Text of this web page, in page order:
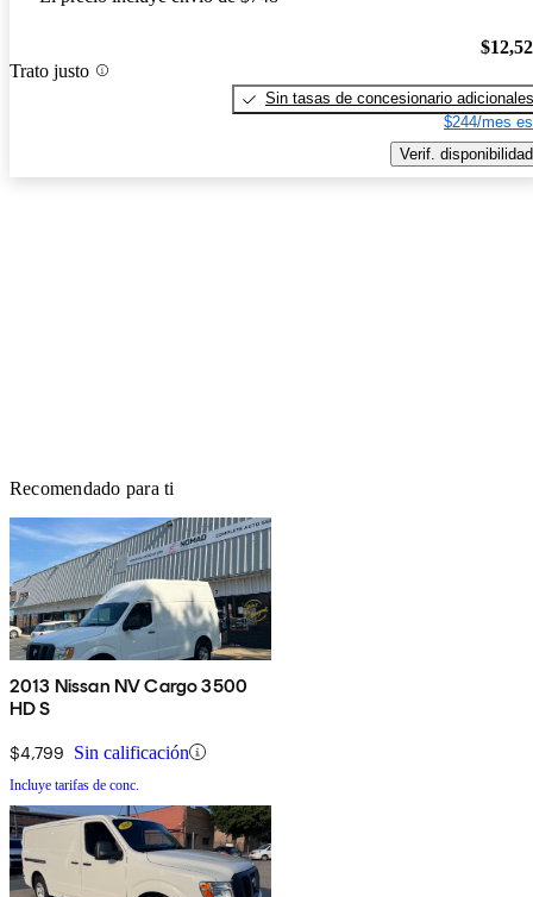
Trato justo
Sin tasas de concesionario adicionales
$244/mes
Verif. disponibilidad
Recomendado para ti
2013 Nissan NV Cargo 3500
HD S
$4,799 Sin calificación
Incluye tarifas de conc.